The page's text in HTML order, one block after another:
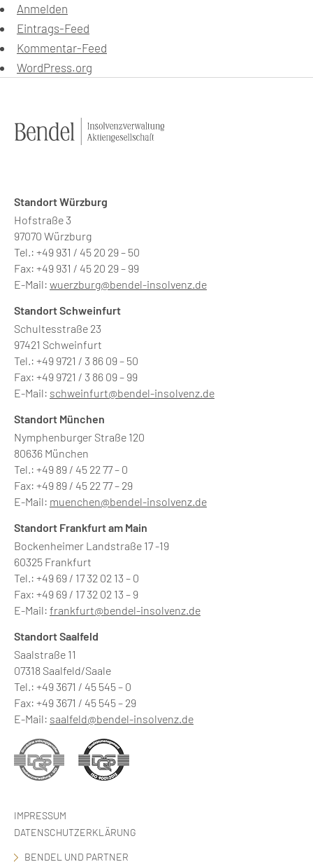
Anmelden
Eintrags-Feed
Kommentar-Feed
WordPress.org
Standort Würzburg
Hofstraße 3
97070 Würzburg
Tel.: +49 931 / 45 20 29 – 50
Fax: +49 931 / 45 20 29 – 99
E-Mail: wuerzburg@bendel-insolvenz.de
Standort Schweinfurt
Schultesstraße 23
97421 Schweinfurt
Tel.: +49 9721 / 3 86 09 – 50
Fax: +49 9721 / 3 86 09 – 99
E-Mail: schweinfurt@bendel-insolvenz.de
Standort München
Nymphenburger Straße 120
80636 München
Tel.: +49 89 / 45 22 77 – 0
Fax: +49 89 / 45 22 77 – 29
E-Mail: muenchen@bendel-insolvenz.de
Standort Frankfurt am Main
Bockenheimer Landstraße 17 -19
60325 Frankfurt
Tel.: +49 69 / 17 32 02 13 – 0
Fax: +49 69 / 17 32 02 13 – 9
E-Mail: frankfurt@bendel-insolvenz.de
Standort Saalfeld
Saalstraße 11
07318 Saalfeld/Saale
Tel.: +49 3671 / 45 545 – 0
Fax: +49 3671 / 45 545 – 29
E-Mail: saalfeld@bendel-insolvenz.de
IMPRESSUM
DATENSCHUTZERKLÄRUNG
BENDEL UND PARTNER